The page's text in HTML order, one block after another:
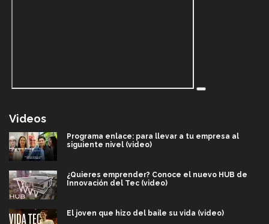
Videos
Programa enlace: para llevar a tu empresa al
siguiente nivel (video)
¿Quieres emprender? Conoce el nuevo HUB de
Innovación del Tec (video)
El joven que hizo del baile su vida (video)